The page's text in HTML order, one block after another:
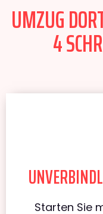
UMZUG
4
Starten Sie